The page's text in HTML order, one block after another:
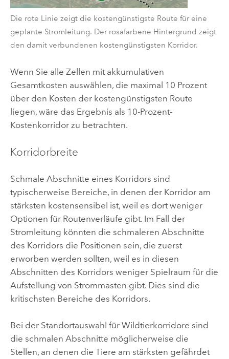
Die rote Linie zeigt die kostengünstigste Route für eine
geplante Stromleitung. Der rosafarbene Hintergrund zeigt
den damit verbundenen kostengünstigsten Korridor.
Wenn Sie alle Zellen mit akkumulativen
Gesamtkosten auswählen, die maximal 10 Prozent
über den Kosten der kostengünstigsten Route
liegen, wäre das Ergebnis als 10-Prozent-
Kostenkorridor zu betrachten.
Korridorbreite
Schmale Abschnitte eines Korridors sind
typischerweise Bereiche, in denen der Korridor am
stärksten kostensensibel ist, weil es dort weniger
Optionen für Routenverläufe gibt. Im Fall der
Stromleitung könnten die schmaleren Abschnitte
des Korridors die Positionen sein, die zuerst
erworben werden sollten, weil es in diesen
Abschnitten des Korridors weniger Spielraum für die
Aufstellung von Strommasten gibt. Dies sind die
kritischsten Bereiche des Korridors.
Bei der Standortauswahl für Wildtierkorridore sind
die schmalen Abschnitte möglicherweise die
Stellen, an denen die Tiere am stärksten gefährdet